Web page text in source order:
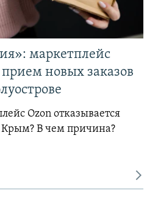
маркетплейс
новых заказов
Ozon отказывается
Крым? В чем причина?